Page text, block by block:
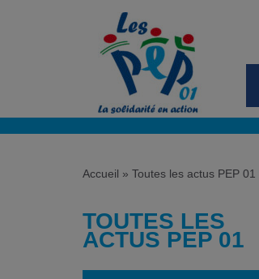
Accueil » Toutes les actus PEP 01
TOUTES LES
ACTUS PEP 01